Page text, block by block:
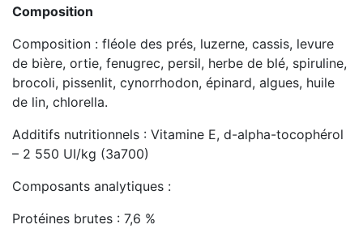
Composition
Composition : fléole des prés, luzerne, cassis, levure
de bière, ortie, fenugrec, persil, herbe de blé, spiruline,
brocoli, pissenlit, cynorrhodon, épinard, algues, huile
de lin, chlorella.
Additifs nutritionnels : Vitamine E, d-alpha-tocophérol
– 2 550 UI/kg (3a700)
Composants analytiques :
Protéines brutes : 7,6 %